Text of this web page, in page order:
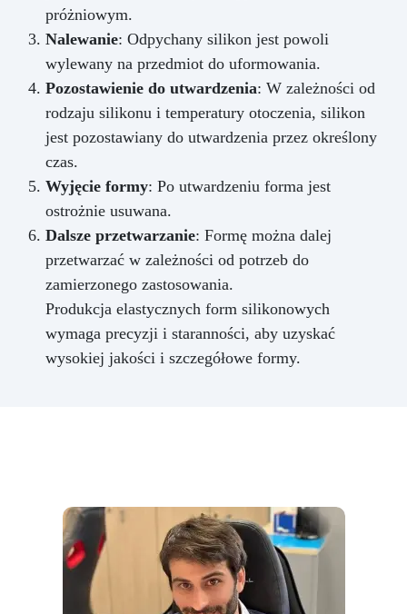
próżniowym.
Nalewanie: Odpychany silikon jest powoli
wylewany na przedmiot do uformowania.
Pozostawienie do utwardzenia: W zależności od
rodzaju silikonu i temperatury otoczenia, silikon
jest pozostawiany do utwardzenia przez określony
czas.
Wyjęcie formy: Po utwardzeniu forma jest
ostrożnie usuwana.
Dalsze przetwarzanie: Formę można dalej
przetwarzać w zależności od potrzeb do
zamierzonego zastosowania.
Produkcja elastycznych form silikonowych
wymaga precyzji i staranności, aby uzyskać
wysokiej jakości i szczegółowe formy.